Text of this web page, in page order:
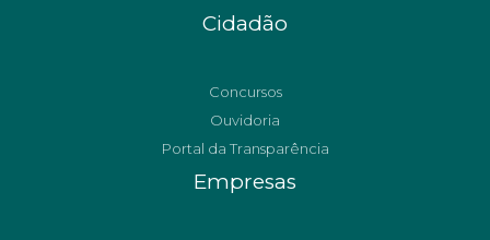
Cidadão
Concursos
Ouvidoria
Portal da Transparência
Empresas